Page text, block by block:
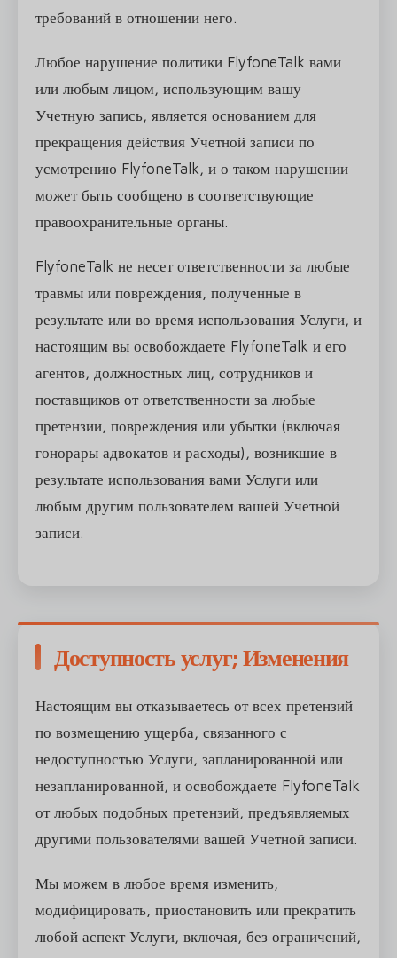
требований в отношении него.
Любое нарушение политики FlyfoneTalk вами
или любым лицом, использующим вашу
Учетную запись, является основанием для
прекращения действия Учетной записи по
усмотрению FlyfoneTalk, и о таком нарушении
может быть сообщено в соответствующие
правоохранительные органы.
FlyfoneTalk не несет ответственности за любые
травмы или повреждения, полученные в
результате или во время использования Услуги, и
настоящим вы освобождаете FlyfoneTalk и его
агентов, должностных лиц, сотрудников и
поставщиков от ответственности за любые
претензии, повреждения или убытки (включая
гонорары адвокатов и расходы), возникшие в
результате использования вами Услуги или
любым другим пользователем вашей Учетной
записи.
Доступность услуг; Изменения
Настоящим вы отказываетесь от всех претензий
по возмещению ущерба, связанного с
недоступностью Услуги, запланированной или
незапланированной, и освобождаете FlyfoneTalk
от любых подобных претензий, предъявляемых
другими пользователями вашей Учетной записи.
Мы можем в любое время изменить,
модифицировать, приостановить или прекратить
любой аспект Услуги, включая, без ограничений,